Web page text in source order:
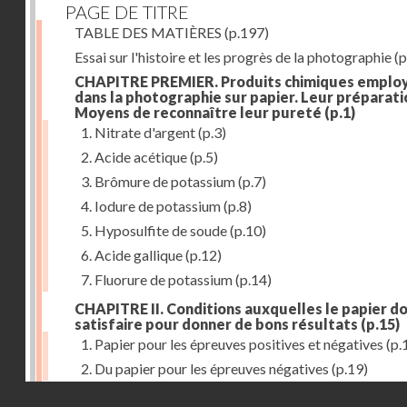
PAGE DE TITRE
TABLE DES MATIÈRES (p.197)
Essai sur l'histoire et les progrès de la photographie
CHAPITRE PREMIER. Produits chimiques
dans la photographie sur papier. Leur
Moyens de reconnaître leur pureté (p.1)
1. Nitrate d'argent(p.3)
2. Acide acétique(p.5)
3. Brômure de potassium(p.7)
4. Iodure de potassium(p.8)
5. Hyposulfite de soude(p.10)
6. Acide gallique(p.12)
7. Fluorure de potassium(p.14)
CHAPITRE II. Conditions auxquelles le papier
satisfaire pour donner de bons résultats (p.15)
1. Papier pour les épreuves positives et négatives
2. Du papier pour les épreuves négatives (p.19)